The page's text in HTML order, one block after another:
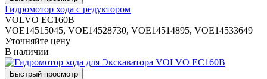
Гидромотор хода с редуктором
VOLVO EC160B
VOE14515045, VOE14528730, VOE14514895, VOE14533649
Уточняйте цену
В наличии